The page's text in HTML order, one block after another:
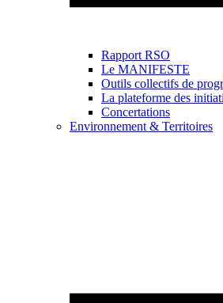
Rapport RSO
Le MANIFESTE
Outils collectifs de
La plateforme des
Concertations
Environnement & Territoires